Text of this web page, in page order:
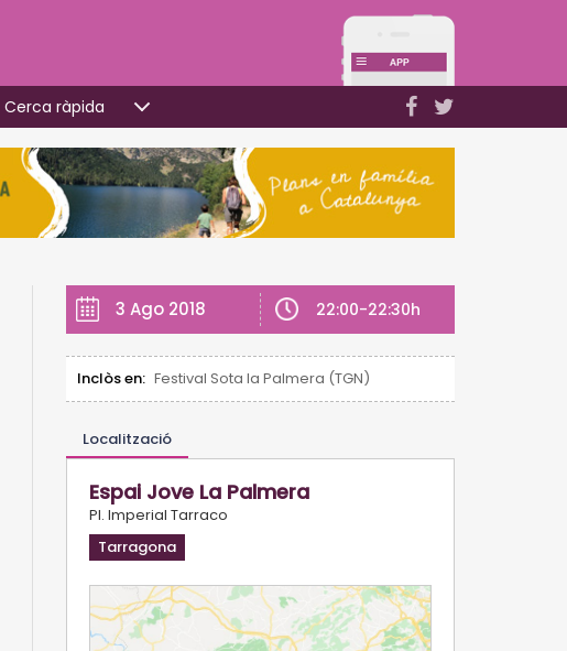
Cerca ràpida
3 Ago 2018 22:00-22:30h
Inclòs en: Festival Sota la Palmera (TGN)
Localització
Espai Jove La Palmera
Pl. Imperial Tarraco
Tarragona